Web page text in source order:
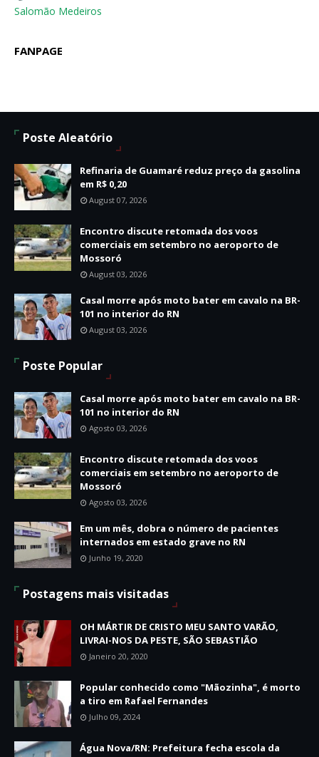
Salomão Medeiros
FANPAGE
Poste Aleatório
Refinaria de Guamaré reduz preço da gasolina
em R$ 0,20
August 07, 2026
Encontro discute retomada dos voos
comerciais em setembro no aeroporto de
Mossoró
August 03, 2026
Casal morre após moto bater em cavalo na BR-
101 no interior do RN
August 03, 2026
Poste Popular
Casal morre após moto bater em cavalo na BR-
101 no interior do RN
Agosto 03, 2026
Encontro discute retomada dos voos
comerciais em setembro no aeroporto de
Mossoró
Agosto 03, 2026
Em um mês, dobra o número de pacientes
internados em estado grave no RN
Junho 19, 2020
Postagens mais visitadas
OH MÁRTIR DE CRISTO MEU SANTO VARÃO,
LIVRAI-NOS DA PESTE, SÃO SEBASTIÃO
Janeiro 20, 2020
Popular conhecido como "Mãozinha", é morto
a tiro em Rafael Fernandes
Julho 09, 2024
Água Nova/RN: Prefeitura fecha escola da